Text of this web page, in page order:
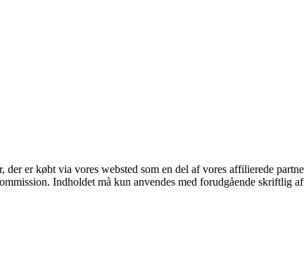
er købt via vores websted som en del af vores affilierede
Indholdet må kun anvendes med forudgående skriftlig